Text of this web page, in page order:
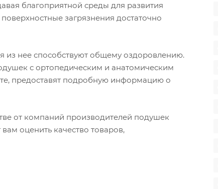
благоприятной среды для развития
загрязнения достаточно
из нее способствуют общему оздоровлению.
с ортопедическим и анатомическим
предоставят подробную информацию о
от компаний производителей подушек
оценить качество товаров,